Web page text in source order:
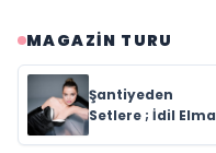
MAGAZIN TURU
Şantiyeden
Setlere ; İdil Elma